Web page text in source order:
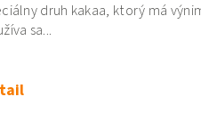
druh kakaa, ktorý má
sa...